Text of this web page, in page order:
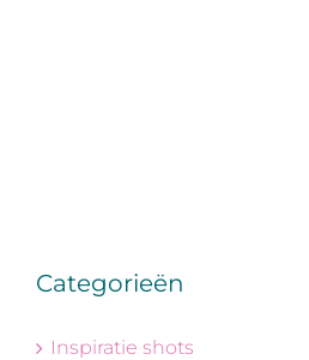
Categorieën
Inspiratie shots